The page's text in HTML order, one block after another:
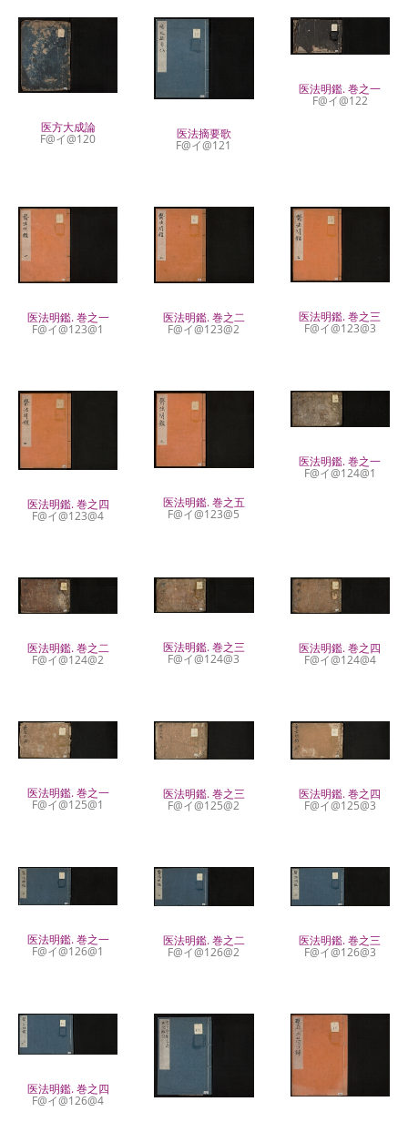
医方大成論
F@イ@120 医法摘要歌
F@イ@121
医法明鑑. 巻之一
F@イ@122
医法明鑑. 巻之一
F@イ@123@1
医法明鑑. 巻之二
F@イ@123@2
医法明鑑. 巻之三
F@イ@123@3
医法明鑑. 巻之四
F@イ@123@4
医法明鑑. 巻之五
F@イ@123@5
医法明鑑. 巻之一
F@イ@124@1
医法明鑑. 巻之二
F@イ@124@2
医法明鑑. 巻之三
F@イ@124@3
医法明鑑. 巻之四
F@イ@124@4
医法明鑑. 巻之一
F@イ@125@1
医法明鑑. 巻之三
F@イ@125@2
医法明鑑. 巻之四
F@イ@125@3
医法明鑑. 巻之一
F@イ@126@1
医法明鑑. 巻之二
F@イ@126@2
医法明鑑. 巻之三
F@イ@126@3
医法明鑑. 巻之四
F@イ@126@4